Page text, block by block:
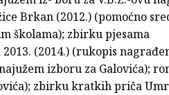
Brkan (2012.) (pomoćno
školama); zbirku pjesama
(2014.) (rukopis
izboru za Galovića);
zbirku kratkih priča